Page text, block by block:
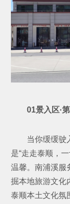
01景入区·
当你缓缓驶
是“走走泰顺，
温馨。南浦溪服
掘本地旅游文化
泰顺本土文化氛